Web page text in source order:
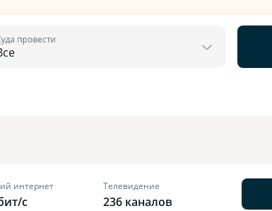
провести
интернет
с
Телевидение
236 каналов